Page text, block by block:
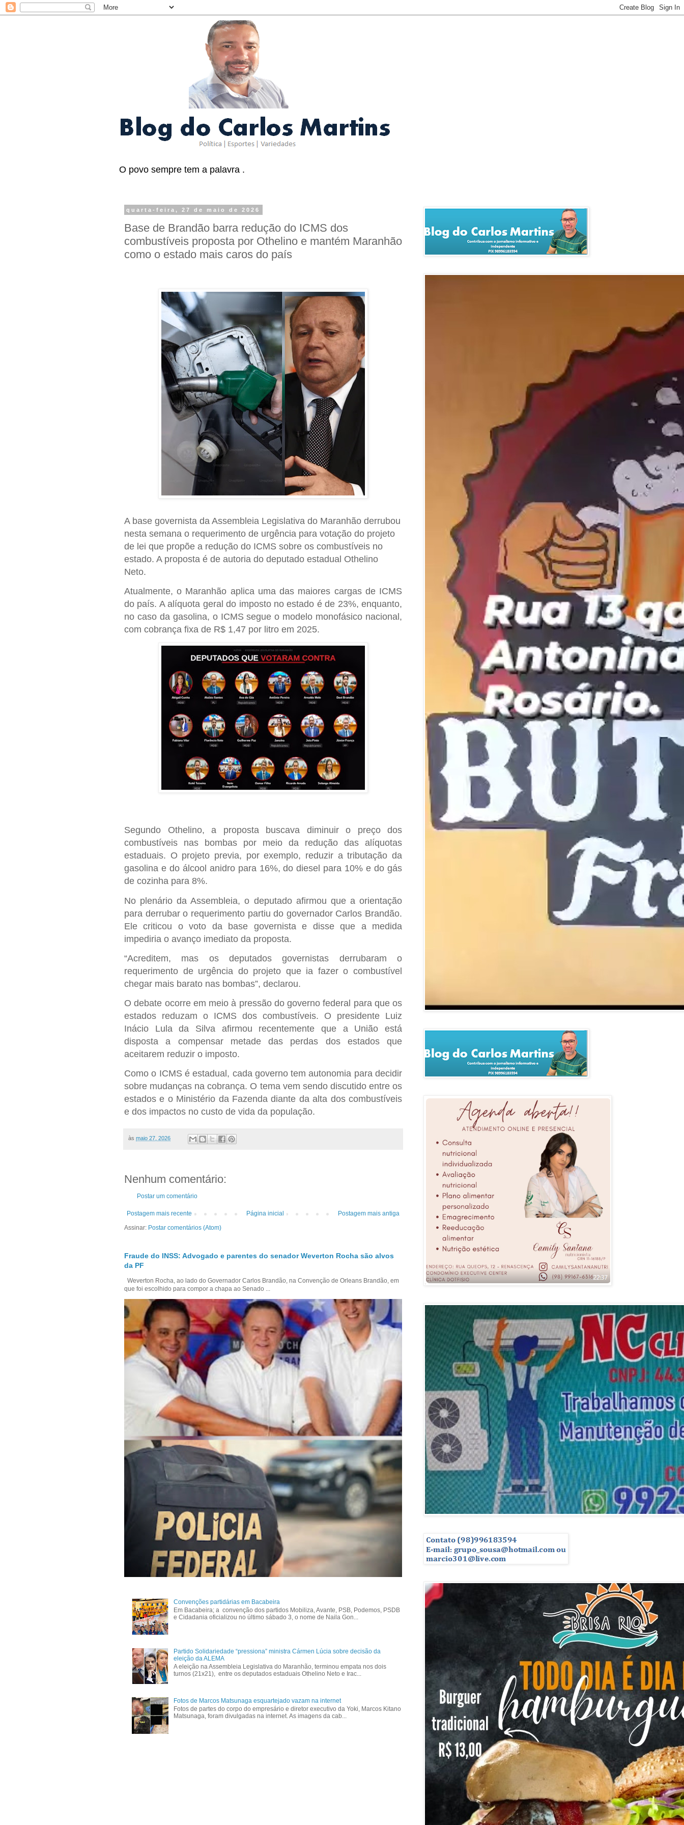
O povo sempre tem a palavra .
quarta-feira, 27 de maio de 2026
Base de Brandão barra redução do ICMS dos
combustíveis proposta por Othelino e mantém Maranhão
como o estado mais caros do país
A base governista da Assembleia Legislativa do Maranhão derrubou
nesta semana o requerimento de urgência para votação do projeto
de lei que propõe a redução do ICMS sobre os combustíveis no
estado. A proposta é de autoria do deputado estadual Othelino
Neto.
Atualmente, o Maranhão aplica uma das maiores cargas de ICMS
do país. A alíquota geral do imposto no estado é de 23%, enquanto,
no caso da gasolina, o ICMS segue o modelo monofásico nacional,
com cobrança fixa de R$ 1,47 por litro em 2025.
Segundo Othelino, a proposta buscava diminuir o preço dos
combustíveis nas bombas por meio da redução das alíquotas
estaduais. O projeto previa, por exemplo, reduzir a tributação da
gasolina e do álcool anidro para 16%, do diesel para 10% e do gás
de cozinha para 8%.
No plenário da Assembleia, o deputado afirmou que a orientação
para derrubar o requerimento partiu do governador Carlos Brandão.
Ele criticou o voto da base governista e disse que a medida
impediria o avanço imediato da proposta.
“Acreditem, mas os deputados governistas derrubaram o
requerimento de urgência do projeto que ia fazer o combustível
chegar mais barato nas bombas”, declarou.
O debate ocorre em meio à pressão do governo federal para que os
estados reduzam o ICMS dos combustíveis. O presidente Luiz
Inácio Lula da Silva afirmou recentemente que a União está
disposta a compensar metade das perdas dos estados que
aceitarem reduzir o imposto.
Como o ICMS é estadual, cada governo tem autonomia para decidir
sobre mudanças na cobrança. O tema vem sendo discutido entre os
estados e o Ministério da Fazenda diante da alta dos combustíveis
e dos impactos no custo de vida da população.
às maio 27, 2026
Nenhum comentário:
Postar um comentário
Postagem mais recente Postagem mais antiga
Página inicial
Assinar: Postar comentários (Atom)
Fraude do INSS: Advogado e parentes do senador Weverton Rocha são alvos
da PF
Weverton Rocha, ao lado do Governador Carlos Brandão, na Convenção de Orleans Brandão, em
que foi escolhido para compor a chapa ao Senado ...
Convenções partidárias em Bacabeira
Em Bacabeira; a convenção dos partidos Mobiliza, Avante, PSB, Podemos, PSDB
e Cidadania oficializou no último sábado 3, o nome de Naila Gon...
Partido Solidariedade “pressiona” ministra Cármen Lúcia sobre decisão da
eleição da ALEMA
A eleição na Assembleia Legislativa do Maranhão, terminou empata nos dois
turnos (21x21), entre os deputados estaduais Othelino Neto e Irac...
Fotos de Marcos Matsunaga esquartejado vazam na internet
Fotos de partes do corpo do empresário e diretor executivo da Yoki, Marcos Kitano
Matsunaga, foram divulgadas na internet. As imagens da cab...